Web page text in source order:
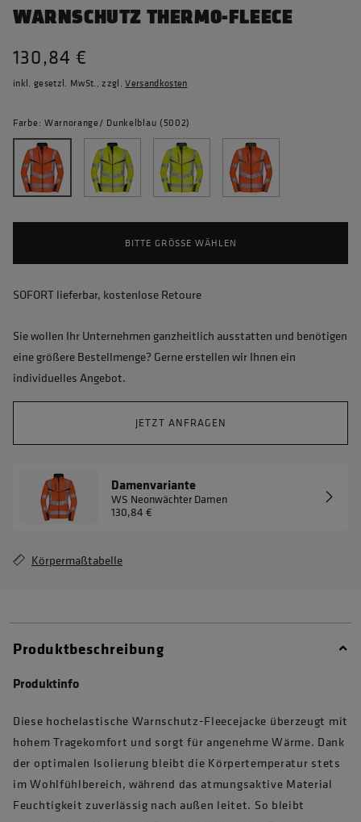
WARNSCHUTZ THERMO-FLEECE
130,84 €
inkl. gesetzl. MwSt., zzgl.Versandkosten
Farbe: Warnorange/ Dunkelblau (5002)
BITTE GRÖSSE WÄHLEN
SOFORT lieferbar, kostenlose Retoure
Sie wollen Ihr Unternehmen ganzheitlich ausstatten und benötigen
eine größere Bestellmenge? Gerne erstellen wir Ihnen ein
individuelles Angebot.
JETZT ANFRAGEN
Damenvariante
WS Neonwächter Damen
130,84 €
Körpermaßtabelle
Produktbeschreibung
Produktinfo
Diese hochelastische Warnschutz-Fleecejacke überzeugt mit
hohem Tragekomfort und sorgt für angenehme Wärme. Dank
der optimalen Isolierung bleibt die Körpertemperatur stets
im Wohlfühlbereich, während das atmungsaktive Material
Feuchtigkeit zuverlässig nach außen leitet. So bleibt